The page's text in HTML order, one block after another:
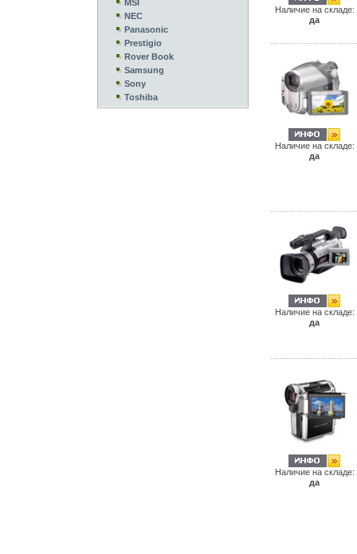
MSI
NEC
Panasonic
Prestigio
Rover Book
Samsung
Sony
Toshiba
Наличие на складе:
да
Наличие на складе:
да
Наличие на складе:
да
Наличие на складе:
да